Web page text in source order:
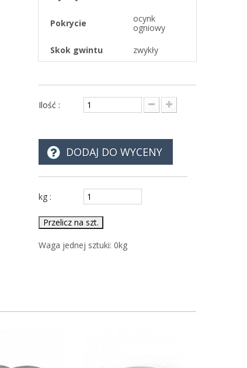
Pokrycie
ocynk
ogniowy
Skok gwintu
zwykły
Ilość :
DODAJ DO WYCENY
kg :
Przelicz na szt.
Waga jednej sztuki: 0kg